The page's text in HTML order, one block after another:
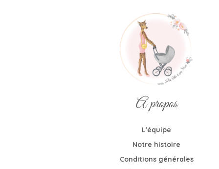
A propos
L'équipe
Notre histoire
Conditions générales